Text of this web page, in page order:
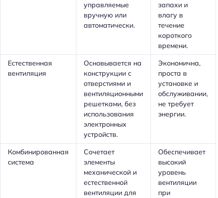
управляемые
вручную или
автоматически.
запахи и
влагу в
течение
короткого
времени.
Естественная
вентиляция
Основывается на
конструкции с
отверстиями и
вентиляционными
решетками, без
использования
электронных
устройств.
Экономична,
проста в
установке и
обслуживании,
не требует
энергии.
Комбинированная
система
Сочетает
элементы
механической и
естественной
вентиляции для
Обеспечивает
высокий
уровень
вентиляции
при